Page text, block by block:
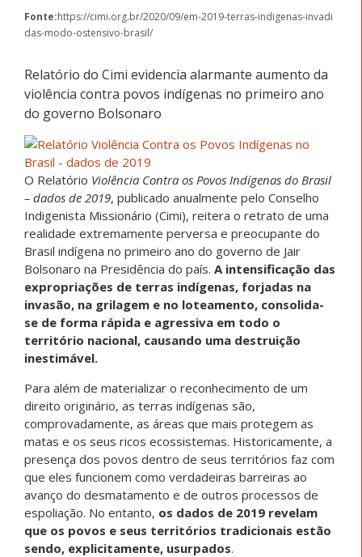
Fonte:https://cimi.org.br/2020/09/em-2019-terras-indigenas-invadi
das-modo-ostensivo-brasil/
Relatório do Cimi evidencia alarmante aumento da
violência contra povos indígenas no primeiro ano
do governo Bolsonaro
O Relatório Violência Contra os Povos Indígenas do Brasil
– dados de 2019, publicado anualmente pelo Conselho
Indigenista Missionário (Cimi), reitera o retrato de uma
realidade extremamente perversa e preocupante do
Brasil indígena no primeiro ano do governo de Jair
Bolsonaro na Presidência do país. A intensificação das
expropriações de terras indígenas, forjadas na
invasão, na grilagem e no loteamento, consolida-
se de forma rápida e agressiva em todo o
território nacional, causando uma destruição
inestimável.
Para além de materializar o reconhecimento de um
direito originário, as terras indígenas são,
comprovadamente, as áreas que mais protegem as
matas e os seus ricos ecossistemas. Historicamente, a
presença dos povos dentro de seus territórios faz com
que eles funcionem como verdadeiras barreiras ao
avanço do desmatamento e de outros processos de
espoliação. No entanto, os dados de 2019 revelam
que os povos e seus territórios tradicionais estão
sendo, explicitamente, usurpados.